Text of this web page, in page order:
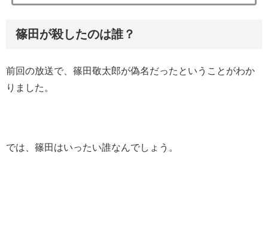
篠田が殺したのは誰？
前回の放送で、篠田敬太郎が偽名だったということがわか
りました。
では、篠田はいったい誰なんでしょう。